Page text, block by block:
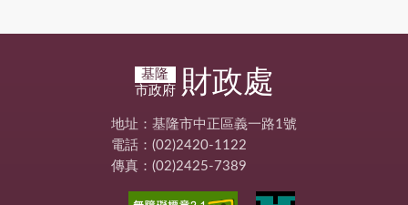
基隆
市政府 財政處
地址：基隆市中正區義一路1號
電話：(02)2420-1122
傳真：(02)2425-7389